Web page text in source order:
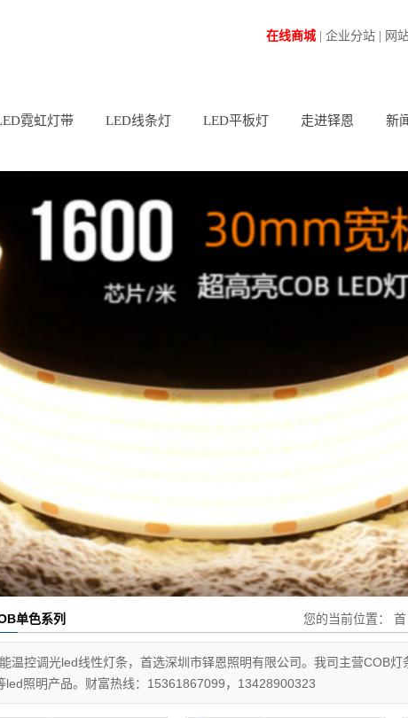
在线商城| 企业分站 网
霓虹灯带
苏州360°圆管系列
LED线条灯 LED平板灯
苏州CCT调光调色
走进铎恩 新
单色系列 您的当前位置：
温控调光led线性灯条，首选深圳市铎恩照明有限公司。我司主营COB
led照明产品。财富热线：15361867099，13428900323